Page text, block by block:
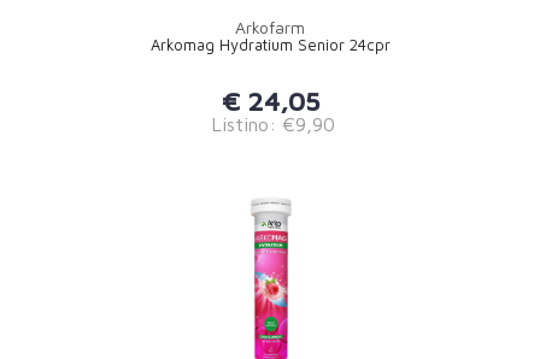
Arkofarm
Arkomag Hydratium Senior 24cpr
€ 24,05
Listino: €9,90